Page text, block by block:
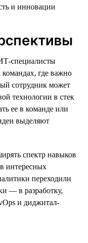
специалисты
где важно
сотрудник может
технологии в стек
ее в команде или
выделяют
спектр навыков
интересных
переходили
— в разработку,
и диджитал-